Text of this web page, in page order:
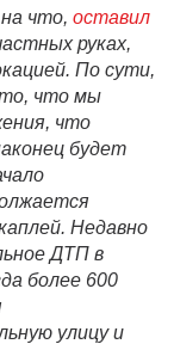
что, оставил
руках,
По сути,
то, что мы
что
будет
Недавно
ДТП в
более 600
улицу и